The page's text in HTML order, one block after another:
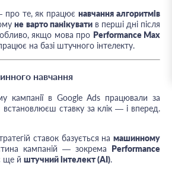
про те, як працюєнавчання алгоритмів
не варто панікуватив перші дні після
якщо мова про Performance Max
на базі штучного інтелекту.
навчання
кампанії в Google Ads працювали за
ставку за клік — і вперед.
ставок базується на машинному
кампаній — зокрема Performance
ще й штучний інтелект (AI).